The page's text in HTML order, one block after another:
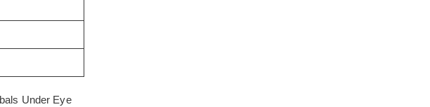
Under Eye